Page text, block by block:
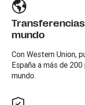
mundo
Con Western Union,
España a más de
mundo.